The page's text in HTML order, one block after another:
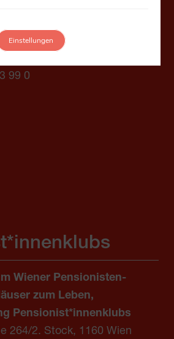
zum Leben
99 0
Wiener Pensionisten-
zum Leben,
Pensionist*innenklubs
264/2. Stock, 1160 Wien
Einstellungen